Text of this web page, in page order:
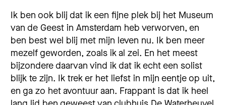
Ik ben ook blij dat ik een fijne plek bij het Museum
van de Geest in Amsterdam heb verworven, en
ben best wel blij met mijn leven nu. Ik ben meer
mezelf geworden, zoals ik al zei. En het meest
bijzondere daarvan vind ik dat ik echt een solist
blijk te zijn. Ik trek er het liefst in mijn eentje op uit,
en ga zo het avontuur aan. Frappant is dat ik heel